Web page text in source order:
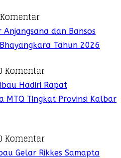
Anjangsana dan Bansos
Tahun 2026
Komentar
Hadiri Rapat
MTQ Tingkat Provinsi Kalbar
Komentar
Gelar Rikkes Samapta